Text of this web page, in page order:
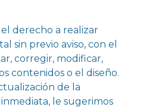
derecho a realizar
sin previo aviso, con el
corregir, modificar,
contenidos o el diseño.
de la
le sugerimos